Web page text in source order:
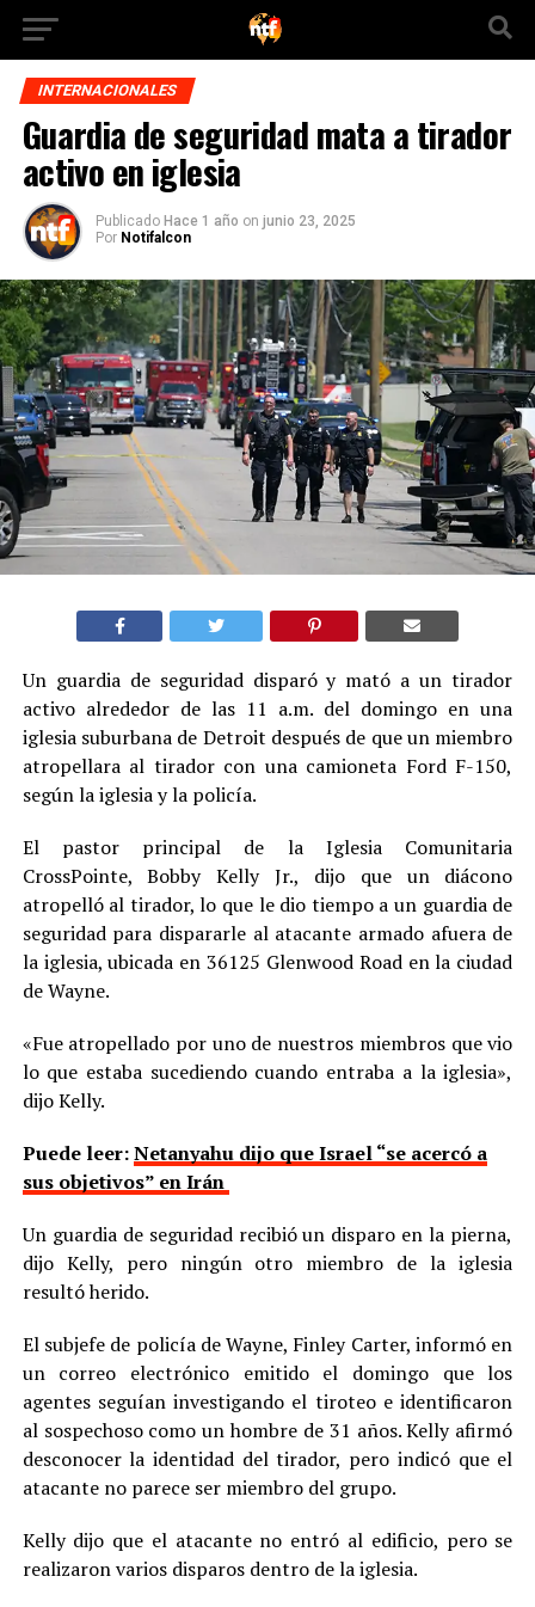
INTERNACIONALES
Guardia de seguridad mata a tirador
activo en iglesia
Publicado Hace 1 año on junio 23, 2025
Por Notifalcon
Un guardia de seguridad disparó y mató a un tirador
activo alrededor de las 11 a.m. del domingo en una
iglesia suburbana de Detroit después de que un miembro
atropellara al tirador con una camioneta Ford F-150,
según la iglesia y la policía.
El pastor principal de la Iglesia Comunitaria
CrossPointe, Bobby Kelly Jr., dijo que un diácono
atropelló al tirador, lo que le dio tiempo a un guardia de
seguridad para dispararle al atacante armado afuera de
la iglesia, ubicada en 36125 Glenwood Road en la ciudad
de Wayne.
«Fue atropellado por uno de nuestros miembros que vio
lo que estaba sucediendo cuando entraba a la iglesia»,
dijo Kelly.
Puede leer:Netanyahu dijo que Israel “se acercó a
sus objetivos” en Irán
Un guardia de seguridad recibió un disparo en la pierna,
dijo Kelly, pero ningún otro miembro de la iglesia
resultó herido.
El subjefe de policía de Wayne, Finley Carter, informó en
un correo electrónico emitido el domingo que los
agentes seguían investigando el tiroteo e identificaron
al sospechoso como un hombre de 31 años. Kelly afirmó
desconocer la identidad del tirador, pero indicó que el
atacante no parece ser miembro del grupo.
Kelly dijo que el atacante no entró al edificio, pero se
realizaron varios disparos dentro de la iglesia.